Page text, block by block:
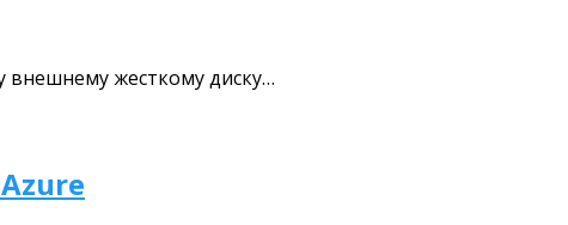
внешнему жесткому диску…